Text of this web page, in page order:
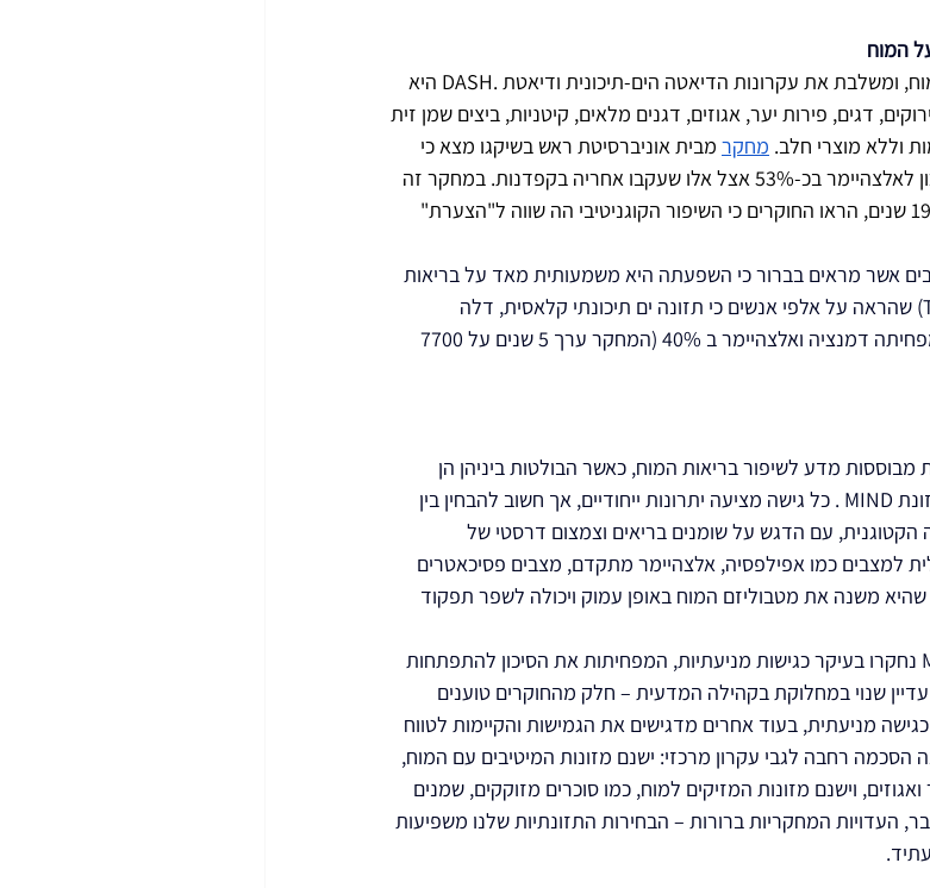
היא תזונה שפותחה במיוחד לשמירה על המוח, ומשלבת את עקרונות הדיאטה הים-תיכונית ודיאטת .DASH היא
דגים, פירות יער, אגוזים, דגנים מלאים, קיטניות, ביצים שמן זית
וללא מוצרי חלב. מחקר מבית אוניברסיטת ראש בשיקגו מצא כי
שמירה על דיאטת MIND הפחיתה את הסיכון לאלצהיימר בכ-53% אצל אלו שעקבו אחריה בקפדנות. במחקר זה
שנערך  5,900 מבוגרים מעל גיל 65 במשך 19 שנים, הראו החוקרים כי השיפור הקוגניטיבי הה שווה ל"הצערת"
אשר מראים בברור כי השפעתה היא משמעותית מאד על בריאות
המוח כמו מחקר 3 הערים ( The 3 City Diet) שהראה על אלפי אנשים כי תזונה ים תיכונתי קלאסית, דלה
מבוססות מדע לשיפור בריאות המוח, כאשר הבולטות ביניהן הן
התזונה הקטוגנית, התזונה הים-תיכונית, ותזונת MIND . כל גישה מציעה יתרונות ייחודיים, אך חשוב להבחין בין
הקטוגנית, עם הדגש על שומנים בריאים וצמצום דרסטי של
למצבים כמו אפילפסיה, אלצהיימר מתקדם, מצבים פסיכאטרים
שהיא משנה את מטבוליזם המוח באופן עמוק ויכולה לשפר תפקוד
לעומתה, התזונה הים-תיכונית ותזונת MIND נחקרו בעיקר כגישות מניעתיות, המפחיתות את הסיכון להתפתחות
שנוי במחלוקת בקהילה המדעית – חלק מהחוקרים טוענים
מניעתית, בעוד אחרים מדגישים את הגמישות והקיימות לטווח
הסכמה רחבה לגבי עקרון מרכזי: ישנם מזונות המיטיבים עם המוח,
וישנם מזונות המזיקים למוח, כמו סוכרים מזוקקים, שמנים
העדויות המחקריות ברורות – הבחירות התזונתיות שלנו משפיעות